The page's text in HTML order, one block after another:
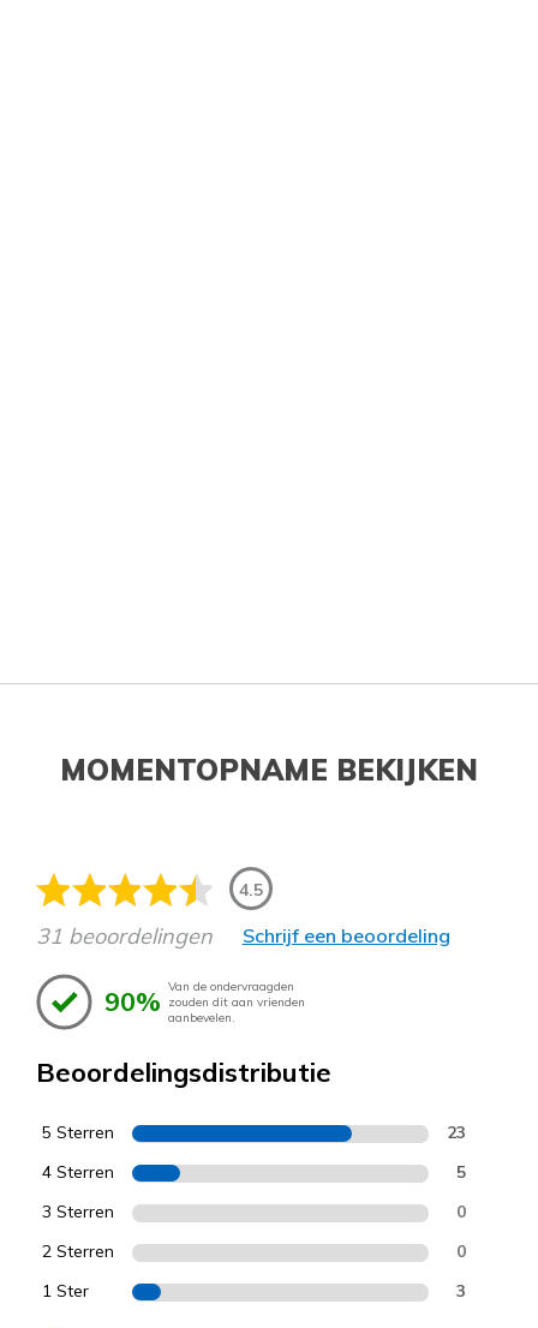
MOMENTOPNAME BEKIJKEN
4.5
31 beoordelingen Schrijf een beoordeling
90% Van de ondervraagden
zouden dit aan vrienden
aanbevelen.
Beoordelingsdistributie
5 Sterren 23
4 Sterren 5
3 Sterren 0
2 Sterren 0
1 Ster 3